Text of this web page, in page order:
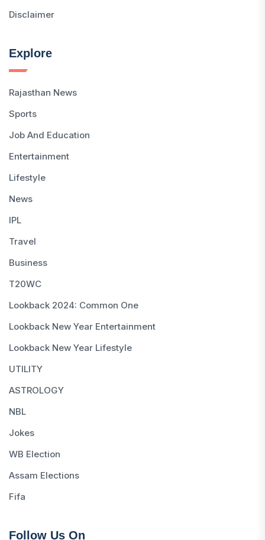
Disclaimer
Explore
Rajasthan News
Sports
Job And Education
Entertainment
Lifestyle
News
IPL
Travel
Business
T20WC
Lookback 2024: Common One
Lookback New Year Entertainment
Lookback New Year Lifestyle
UTILITY
ASTROLOGY
NBL
Jokes
WB Election
Assam Elections
Fifa
Follow Us On